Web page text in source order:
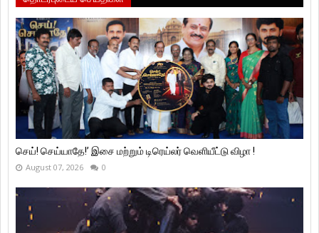
செய்! செய்யாதே!’ இசை மற்றும் டிரெய்லர் வெளியீட்டு விழா !
August 07, 2026 0